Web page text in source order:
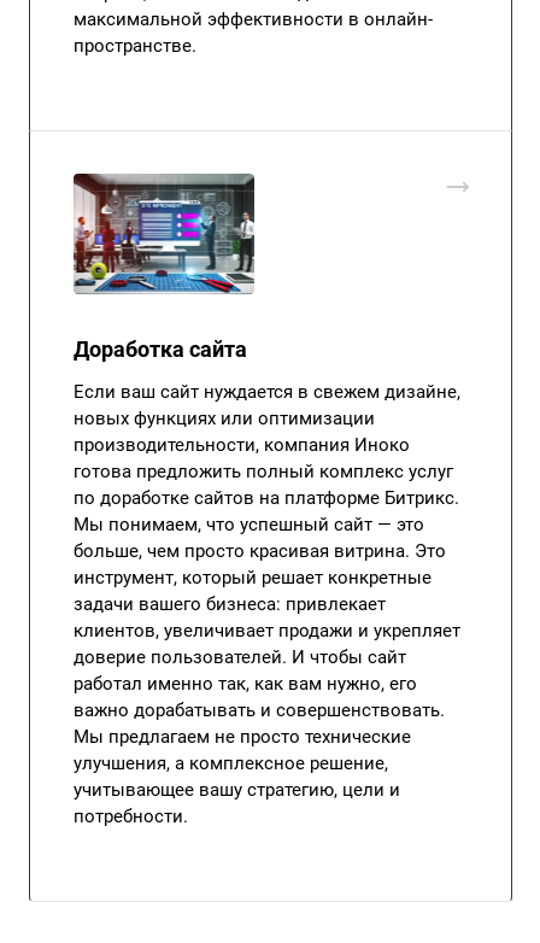
максимальной эффективности в онлайн-
пространстве.
Доработка сайта
Если ваш сайт нуждается в свежем дизайне,
новых функциях или оптимизации
производительности, компания Иноко
готова предложить полный комплекс услуг
по доработке сайтов на платформе Битрикс.
Мы понимаем, что успешный сайт — это
больше, чем просто красивая витрина. Это
инструмент, который решает конкретные
задачи вашего бизнеса: привлекает
клиентов, увеличивает продажи и укрепляет
доверие пользователей. И чтобы сайт
работал именно так, как вам нужно, его
важно дорабатывать и совершенствовать.
Мы предлагаем не просто технические
улучшения, а комплексное решение,
учитывающее вашу стратегию, цели и
потребности.